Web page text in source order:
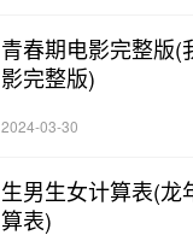
青春期电影完整版(
影完整版)
2024-03-30
生男生女计算表(龙
算表)